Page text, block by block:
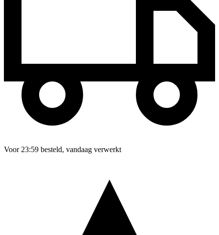
Voor 23:59 besteld, vandaag verwerkt